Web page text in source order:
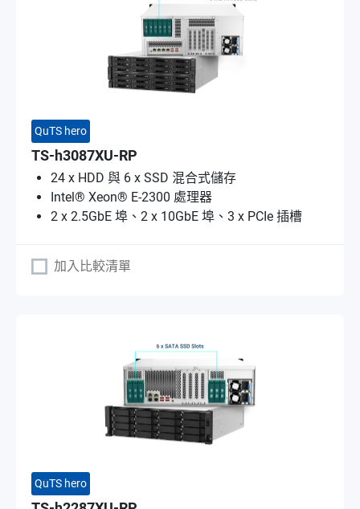
QuTS hero
TS-h3087XU-RP
24 x HDD 與 6 x SSD 混合式儲存
Intel® Xeon® E-2300 處理器
2 x 2.5GbE 埠、2 x 10GbE 埠、3 x PCIe 插槽
加入比較清單
QuTS hero